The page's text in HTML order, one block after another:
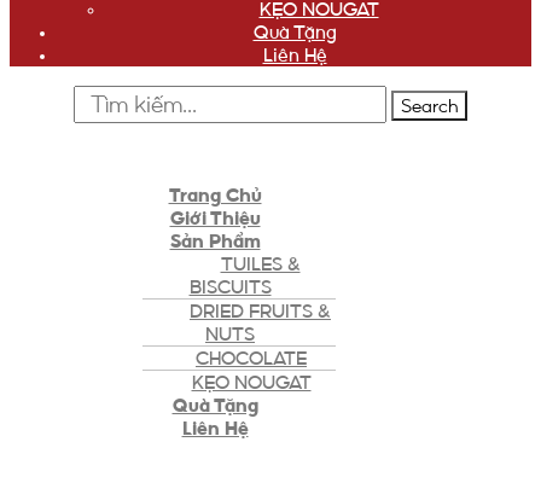
KẸO NOUGAT
Quà Tặng
Liên Hệ
Search
Trang Chủ
Giới Thiệu
Sản Phẩm
TUILES &
BISCUITS
DRIED FRUITS &
NUTS
CHOCOLATE
KẸO NOUGAT
Quà Tặng
Liên Hệ